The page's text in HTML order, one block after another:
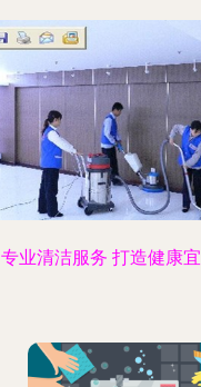
专业清洁服务 打造健康